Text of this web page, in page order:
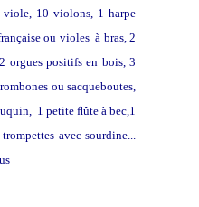
viole, 10 violons, 1 harpe
ou violes à bras, 2
orgues positifs en bois, 3
ou sacqueboutes,
1 petite ﬂûte à bec,1
avec sourdine...